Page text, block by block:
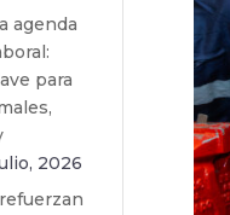
agenda
para
2026